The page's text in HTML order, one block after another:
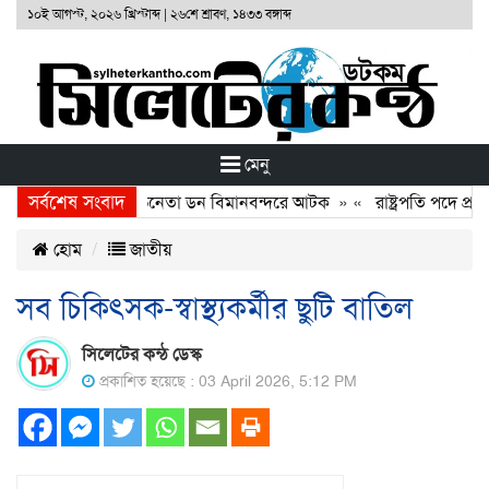
১০ই আগস্ট, ২০২৬ খ্রিস্টাব্দ| ২৬শে শ্রাবণ, ১৪৩৩ বঙ্গাব্দ
মেনু
সর্বশেষ সংবাদ
মামলার আসামি অভিনেতা ডন বিমানবন্দরে আটক» « রাষ্ট্রপতি পদে
হোম জাতীয়
সব চিকিৎসক-স্বাস্থ্যকর্মীর ছুটি বাতিল
সিলেটের কন্ঠ ডেস্ক
প্রকাশিত হয়েছে : 03 April 2026, 5:12 PM